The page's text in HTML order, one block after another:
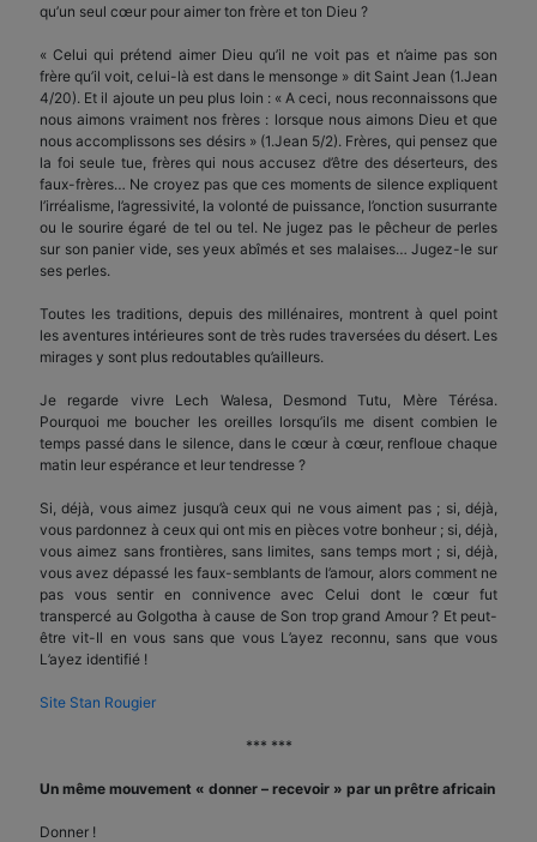
qu’un seul cœur pour aimer ton frère et ton Dieu ?
« Celui qui prétend aimer Dieu qu’il ne voit pas et n’aime pas son
frère qu’il voit, celui-là est dans le mensonge » dit Saint Jean (1.Jean
4/20). Et il ajoute un peu plus loin : « A ceci, nous reconnaissons que
nous aimons vraiment nos frères : lorsque nous aimons Dieu et que
nous accomplissons ses désirs » (1.Jean 5/2). Frères, qui pensez que
la foi seule tue, frères qui nous accusez d’être des déserteurs, des
faux-frères… Ne croyez pas que ces moments de silence expliquent
l’irréalisme, l’agressivité, la volonté de puissance, l’onction susurrante
ou le sourire égaré de tel ou tel. Ne jugez pas le pêcheur de perles
sur son panier vide, ses yeux abîmés et ses malaises… Jugez-le sur
ses perles.
Toutes les traditions, depuis des millénaires, montrent à quel point
les aventures intérieures sont de très rudes traversées du désert. Les
mirages y sont plus redoutables qu’ailleurs.
Je regarde vivre Lech Walesa, Desmond Tutu, Mère Térésa.
Pourquoi me boucher les oreilles lorsqu’ils me disent combien le
temps passé dans le silence, dans le cœur à cœur, renfloue chaque
matin leur espérance et leur tendresse ?
Si, déjà, vous aimez jusqu’à ceux qui ne vous aiment pas ; si, déjà,
vous pardonnez à ceux qui ont mis en pièces votre bonheur ; si, déjà,
vous aimez sans frontières, sans limites, sans temps mort ; si, déjà,
vous avez dépassé les faux-semblants de l’amour, alors comment ne
pas vous sentir en connivence avec Celui dont le cœur fut
transpercé au Golgotha à cause de Son trop grand Amour ? Et peut-
être vit-Il en vous sans que vous L’ayez reconnu, sans que vous
L’ayez identifié !
Site Stan Rougier
*** ***
Un même mouvement « donner – recevoir » par un prêtre africain
Donner !